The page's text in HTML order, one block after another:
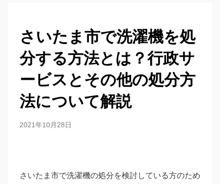
さいたま市で洗濯機を処
分する方法とは？行政サ
ービスとその他の処分方
法について解説
2021年10月28日
さいたま市で洗濯機の処分を検討している方のため